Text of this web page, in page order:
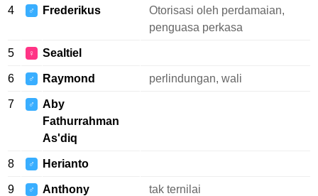
4 ♂ Frederikus
Otorisasi oleh perdamaian,
penguasa perkasa
5 ♀ Sealtiel
6 ♂ Raymond perlindungan, wali
7 ♂
Aby
Fathurrahman
As'diq
8 ♂ Herianto
9 ♂ Anthony tak ternilai